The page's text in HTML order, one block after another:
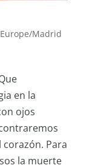
Madrid
en la
ojos
Para
la muerte